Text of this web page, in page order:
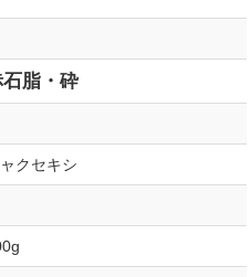
脂・砕
クセキシ